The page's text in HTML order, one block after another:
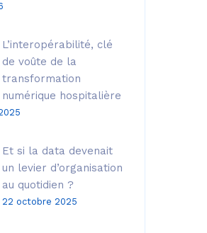
L’interopérabilité, clé
de voûte de la
transformation
numérique hospitalière
Et si la data devenait
un levier d’organisation
au quotidien ?
22 octobre 2025